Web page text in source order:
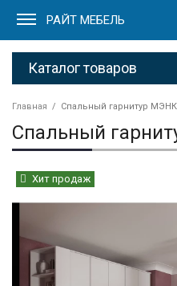
РАЙТ МЕБЕЛЬ
Каталог товаров
Главная Спальный гарнитур
Спальный
Хит продаж